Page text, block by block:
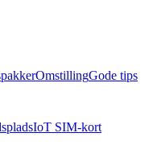
OmstillingGode tips
IoT SIM-kort